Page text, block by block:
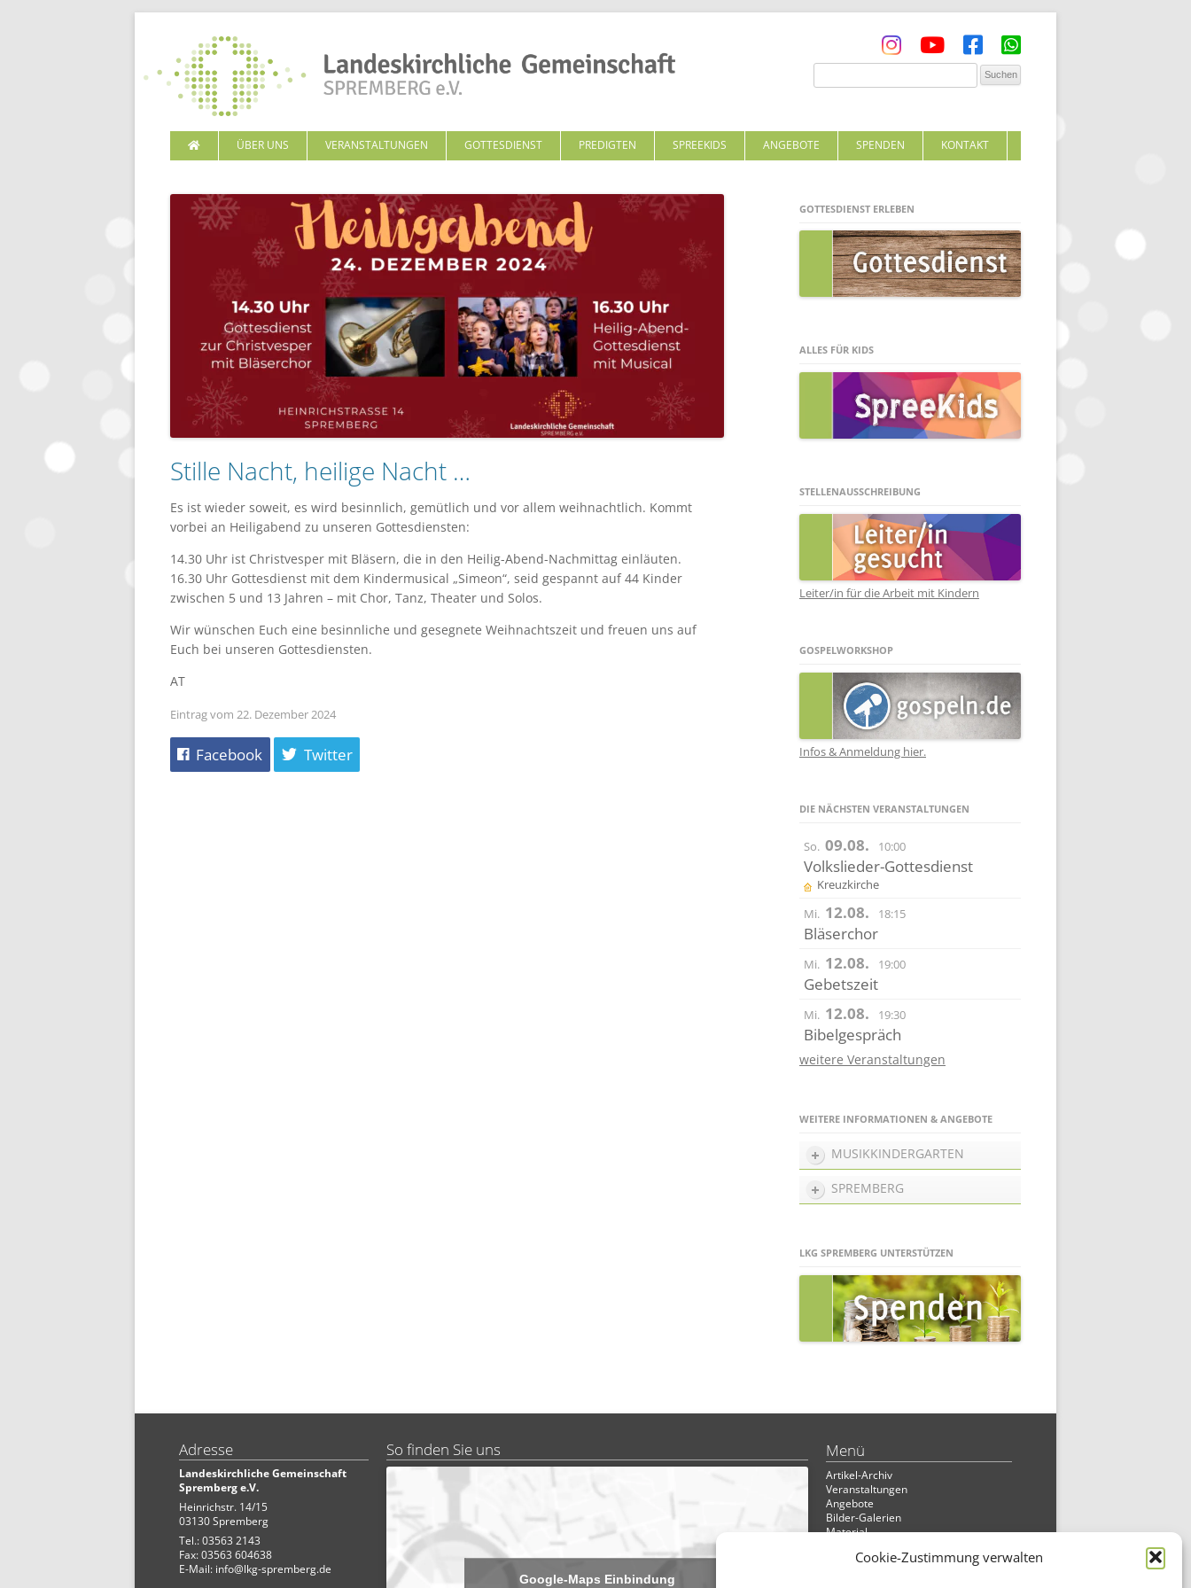
Cookie-Zustimmung verwalten
Zum Inhalt springen
ÜBER UNS VERANSTALTUNGEN GOTTESDIENST PREDIGTEN SPREEKIDS ANGEBOTE SPENDEN KONTAKT
Stille Nacht, heilige Nacht …
Es ist wieder soweit, es wird besinnlich, gemütlich und vor allem weihnachtlich. Kommt
vorbei an Heiligabend zu unseren Gottesdiensten:
14.30 Uhr ist Christvesper mit Bläsern, die in den Heilig-Abend-Nachmittag einläuten.
16.30 Uhr Gottesdienst mit dem Kindermusical „Simeon“, seid gespannt auf 44 Kinder
zwischen 5 und 13 Jahren – mit Chor, Tanz, Theater und Solos.
Wir wünschen Euch eine besinnliche und gesegnete Weihnachtszeit und freuen uns auf
Euch bei unseren Gottesdiensten.
AT
Eintrag vom 22. Dezember 2024
Facebook Twitter
GOTTESDIENST ERLEBEN
ALLES FÜR KIDS
STELLENAUSSCHREIBUNG
Leiter/in für die Arbeit mit Kindern
GOSPELWORKSHOP
Infos & Anmeldung hier.
DIE NÄCHSTEN VERANSTALTUNGEN
So. 09.08. 10:00
Volkslieder-Gottesdienst
Kreuzkirche
Mi. 12.08. 18:15
Bläserchor
Mi. 12.08. 19:00
Gebetszeit
Mi. 12.08. 19:30
Bibelgespräch
weitere Veranstaltungen
WEITERE INFORMATIONEN & ANGEBOTE
MUSIKKINDERGARTEN
SPREMBERG
LKG SPREMBERG UNTERSTÜTZEN
Adresse
Landeskirchliche Gemeinschaft
Spremberg e.V.
Heinrichstr. 14/15
03130 Spremberg
Tel.: 03563 2143
Fax: 03563 604638
E-Mail: info@lkg-spremberg.de
So finden Sie uns Menü
Artikel-Archiv
Veranstaltungen
Angebote
Bilder-Galerien
Material
Kontakt